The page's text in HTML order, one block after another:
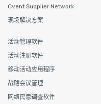
Cvent Supplier Network
现场解决方案
活动管理软件
活动注册软件
移动活动应用程序
战略会议管理
网络民意调查软件